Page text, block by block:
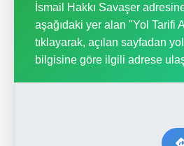
İsmail Hakkı Savaşer
aşağıdaki yer alan "Yol Tarifi
tıklayarak, açılan sayfadan
bilgisine göre ilgili adrese